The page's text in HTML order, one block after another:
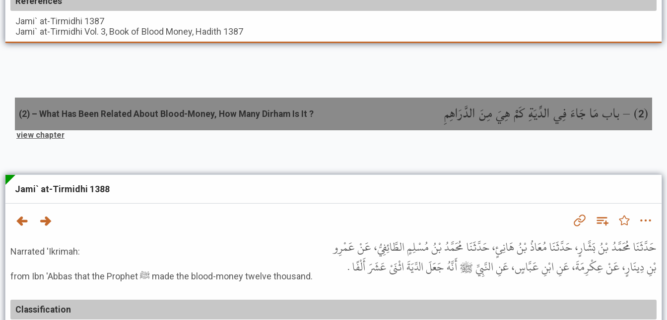
Jami` at-Tirmidhi 1387
Jami` at-Tirmidhi Vol. 3, Book of Blood Money, Hadith 1387
(
2
) –باب مَا جَاءَ فِي الدِّيَةِ كَمْ هِيَ مِنَ الدَّرَاهِمِ (2) – What Has Been Related About Blood-Money, How Many Dirham Is It ?
view chapter
Jami` at-Tirmidhi 1388
Narrated 'Ikrimah:
from Ibn 'Abbas that the Prophet ﷺ made the blood-money twelve thousand.
حَدَّثَنَا مُحَمَّدُ بْنُ بَشَّارٍ، حَدَّثَنَا مُعَاذُ بْنُ هَانِئٍ، حَدَّثَنَا مُحَمَّدُ بْنُ مُسْلِمٍ الطَّائِفِيُّ، عَنْ عَمْرِو
بْنِ دِينَارٍ، عَنْ عِكْرِمَةَ، عَنِ ابْنِ عَبَّاسٍ، عَنِ النَّبِيِّ ﷺ أَنَّهُ جَعَلَ الدِّيَةَ اثْنَىْ عَشَرَ أَلْفًا .
Classification